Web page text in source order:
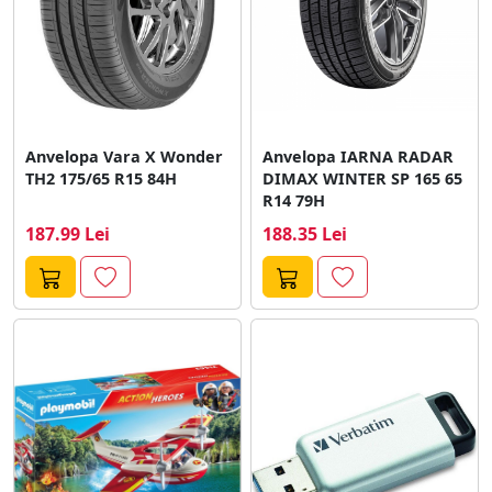
Anvelopa Vara X Wonder
TH2 175/65 R15 84H
187.99 Lei
Anvelopa IARNA RADAR
DIMAX WINTER SP 165 65
R14 79H
188.35 Lei